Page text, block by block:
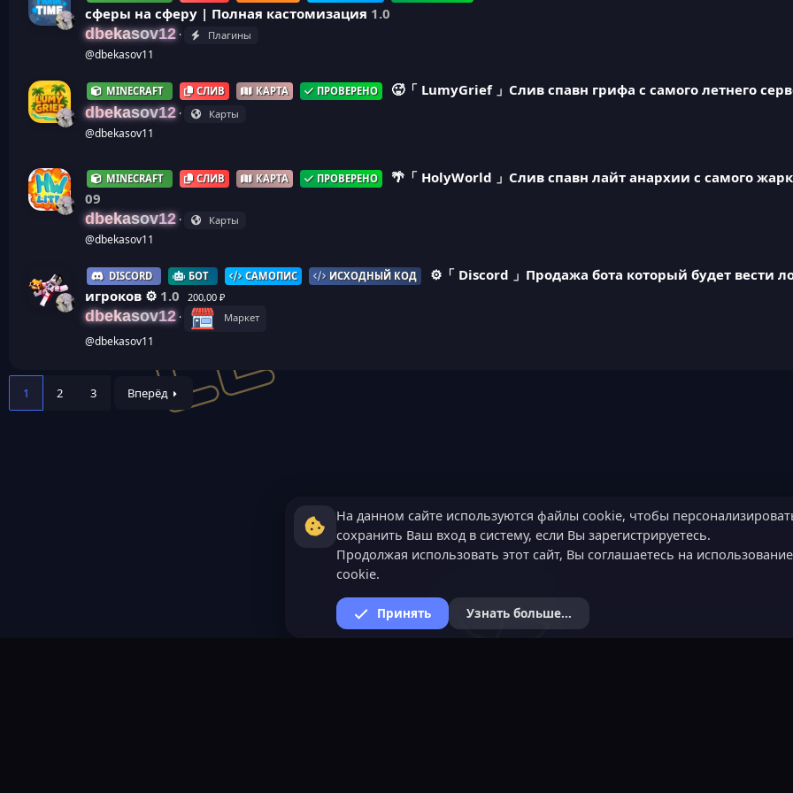
сферы на сферу | Полная кастомизация 1.0
dbekasov12
Плагины
@dbekasov11
MINECRAFT СЛИВ КАРТА ПРОВЕРЕНО 🥵「 LumyGrief 」Слив спавн грифа с самого летнего
dbekasov12
Карты
@dbekasov11
MINECRAFT СЛИВ КАРТА ПРОВЕРЕНО 🌴「 HolyWorld 」Слив спавн лайт анархии с самого
09
dbekasov12
Карты
@dbekasov11
DISCORD БОТ САМОПИС ИСХОДНЫЙ КОД
⚙️「 Discord 」Продажа бота который будет вести
игроков ⚙️ 1.0 200,00 ₽
dbekasov12 Маркет
@dbekasov11
1 2 3 Вперёд
На данном сайте используются файлы cookie, чтобы
сохранить Ваш вход в систему, если Вы зарегистрируетесь.
Продолжая использовать этот сайт, Вы соглашаетесь на
cookie.
Принять Узнать больше...